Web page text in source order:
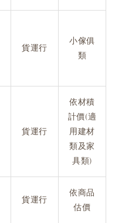
貨運行
小傢俱
類
貨運行
依材積
計價(適
用建材
類及家
具類)
貨運行
依商品
估價